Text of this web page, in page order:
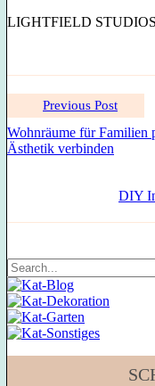
LIGHTFIELD STUDIOS
Previous Post
Wohnräume für Familien
Ästhetik verbinden
DIY